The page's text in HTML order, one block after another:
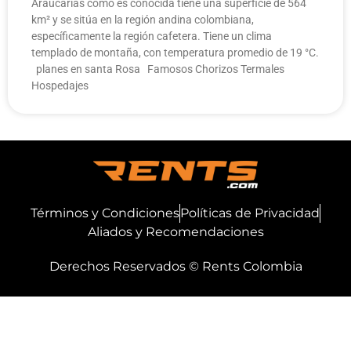
Araucarias como es conocida tiene una superficie de 564
km² y se sitúa en la región andina colombiana,
específicamente la región cafetera. Tiene un clima
templado de montaña, con temperatura promedio de 19 °C.
planes en santa Rosa Famosos Chorizos Termales
Hospedajes
Términos y CondicionesPolíticas de Privacidad
Aliados y Recomendaciones
Derechos Reservados © Rents Colombia